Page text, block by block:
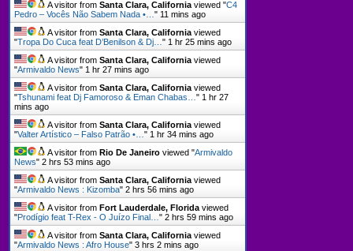
A visitor fromSanta Clara, California viewed "C4
Pedro – Vocês Não Sabem Nada •…" 11 mins ago
A visitor fromSanta Clara, California viewed
"Tropa Do Cuca feat D’Benilson & Dj…" 1 hr 25 mins ago
A visitor fromSanta Clara, California viewed
"Armivaldo News" 1 hr 27 mins ago
A visitor fromSanta Clara, California viewed
"Tshunami feat Dj Famoroso & Eman Chabas…" 1 hr 27
mins ago
A visitor fromSanta Clara, California viewed
"Valter Artístico – Falso Patrão •…" 1 hr 34 mins ago
A visitor from Rio De Janeiro viewed "Armivaldo
News"2 hrs 53 mins ago
A visitor fromSanta Clara, California viewed
"Armivaldo News : Kizomba"2 hrs 56 mins ago
A visitor from Fort Lauderdale, Florida viewed
"Prodígio feat T-Rex - O Juízo Final…"2 hrs 59 mins ago
A visitor fromSanta Clara, California viewed
"Armivaldo News : Afro House"3 hrs 2 mins ago